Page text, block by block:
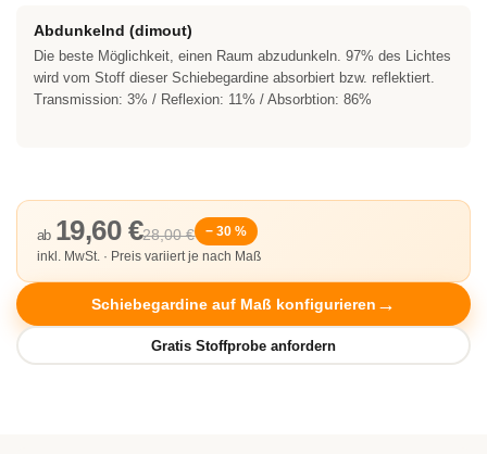
Abdunkelnd (dimout)
Die beste Möglichkeit, einen Raum abzudunkeln. 97% des Lichtes
wird vom Stoff dieser Schiebegardine absorbiert bzw. reflektiert.
Transmission: 3% / Reflexion: 11% / Absorbtion: 86%
28,00 €
ab 19,60 €
− 30 %
inkl. MwSt. · Preis variiert je nach Maß
Schiebegardine auf Maß konfigurieren